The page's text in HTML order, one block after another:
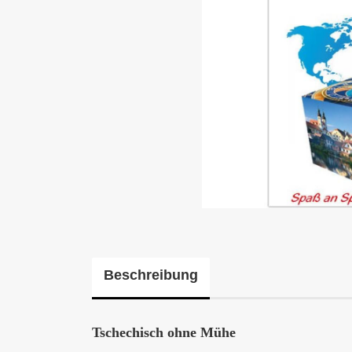
Beschreibung
Tschechisch ohne Mühe